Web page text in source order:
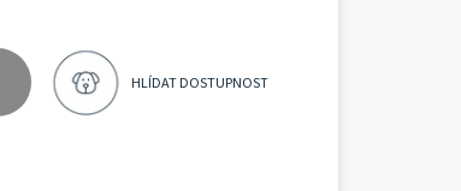
HLÍDAT DOSTUPNOST